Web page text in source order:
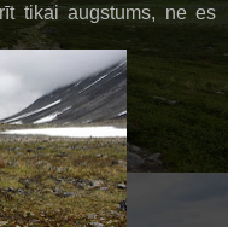
tikai augstums, ne es